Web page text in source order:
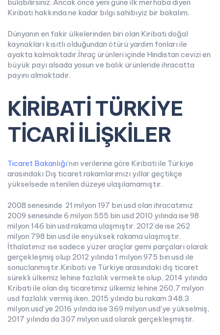
bulabilirsiniz. Ancak önce yeni güne ilk merhaba diyen
Kiribati hakkında ne kadar bılgı sahibıyiz bir bakalım.
Dünyanın en fakir ülkelerinden biri olan Kiribati doğal
kaynakları kısıtlı olduğundan ötürü yardım fonları ile
ayakta kalmaktadır.İhraç ürünleri içinde Hindistan cevizi en
büyük payı alsada yosun ve balık ürünleride ihracatta
payını almaktadır.
KİRİBATİ TÜRKİYE
TİCARİ İLİŞKİLER
Ticaret Bakanlığı’nın verilerine göre Kiribati ile Türkiye
arasındakı Dış ticaret rakamlarımızı yıllar geçtikçe
yükselsede ıstenilen düzeye ulaşılamamıştır.
2008 senesinde 21 milyon 197 bın usd olan ihracatımız
2009 senesinde 6 milyon 555 bin usd 2010 yılında ise 98
milyon 146 bin usd rakama ulaşmıştır. 2012’de ise 262
milyon 798 bin usd ile enyüksek rakama ulaşmıştır.
İthalatımız ıse sadece yüzer araçlar gemi parçaları olarak
gerçekleşmiş olup 2012 yılında 1 mılyon 975 bın usd ıle
sonuclanmıştır.Kiribati ve Türkiye arasındaki dış ticaret
sürekli ülkemiz lehine fazlalık vermekte olup, 2014 yılında
Kribati ile olan dış ticaretimiz ülkemiz lehine 260,7 milyon
usd fazlalık vermiş iken, 2015 yılında bu rakam 348,3
milyon usd’ye 2016 yılında ise 369 milyon usd’ye yükselmiş,
2017 yılında da 307 milyon usd olarak gerçekleşmiştir.